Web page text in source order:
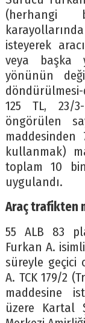
(herhangi
isteyerek
veya başka
yönünün
125 TL, 23/
öngörülen
maddesinden
kullanmak)
toplam 10
uygulandı.
Araç trafikten
55 ALB 83
Furkan A.
süreyle geçici
A. TCK 179/2
maddesine
üzere Kartal